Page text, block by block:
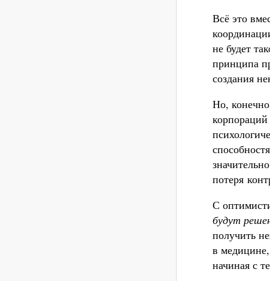
Всё это
не будет
принципа
создания
Но,
потеря
С
будут
получить
в
начиная с